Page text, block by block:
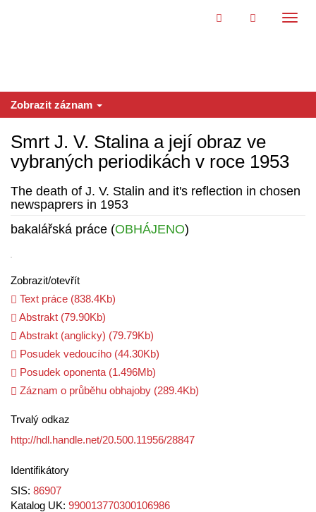
Zobrazit záznam
Smrt J. V. Stalina a její obraz ve
vybraných periodikách v roce 1953
The death of J. V. Stalin and it's reflection in chosen
newspaprers in 1953
bakalářská práce (OBHÁJENO)
Zobrazit/otevřít
Text práce (838.4Kb)
Abstrakt (79.90Kb)
Abstrakt (anglicky) (79.79Kb)
Posudek vedoucího (44.30Kb)
Posudek oponenta (1.496Mb)
Záznam o průběhu obhajoby (289.4Kb)
Trvalý odkaz
http://hdl.handle.net/20.500.11956/28847
Identifikátory
SIS: 86907
Katalog UK: 990013770300106986